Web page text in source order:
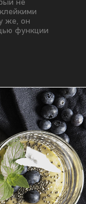
не
же, он
функции